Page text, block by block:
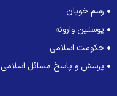
رسم خوبان
پوستین وارونه
حکومت اسلامی
پرسش و پاسخ مسائل اسلامی